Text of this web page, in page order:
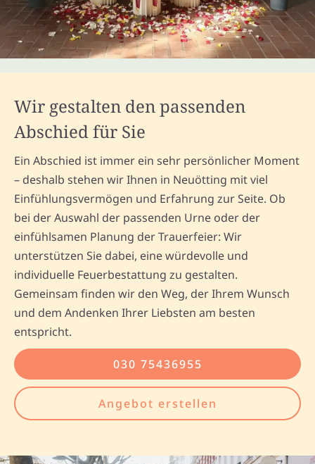
Wir gestalten den passenden
Abschied für Sie
Ein Abschied ist immer ein sehr persönlicher Moment
– deshalb stehen wir Ihnen in Neuötting mit viel
Einfühlungsvermögen und Erfahrung zur Seite. Ob
bei der Auswahl der passenden Urne oder der
einfühlsamen Planung der Trauerfeier: Wir
unterstützen Sie dabei, eine würdevolle und
individuelle Feuerbestattung zu gestalten.
Gemeinsam finden wir den Weg, der Ihrem Wunsch
und dem Andenken Ihrer Liebsten am besten
entspricht.
030 75436955
Angebot erstellen